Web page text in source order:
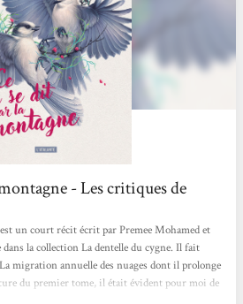
- Les critiques de
un court récit écrit par Premee Mohamed et
la collection La dentelle du cygne. Il fait
migration annuelle des nuages dont il prolonge
du premier tome, il était évident pour moi de